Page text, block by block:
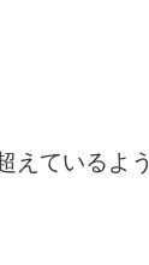
えているよう